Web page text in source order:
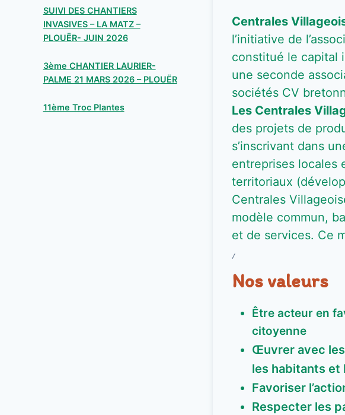
Centrales
l’initiative de
constitué le capital
une seconde
sociétés CV
Les Centrales
des projets de
s’inscrivant dans
entreprises locales
territoriaux
Centrales
modèle commun,
et de services. Ce
/
Nos valeurs
Être acteur en
citoyenne
Œuvrer avec
les habitants
Favoriser
Respecter les
SUIVI DES CHANTIERS
INVASIVES – LA MATZ –
PLOUËR- JUIN 2026
3ème CHANTIER LAURIER-
PALME 21 MARS 2026 – PLOUËR
11ème Troc Plantes